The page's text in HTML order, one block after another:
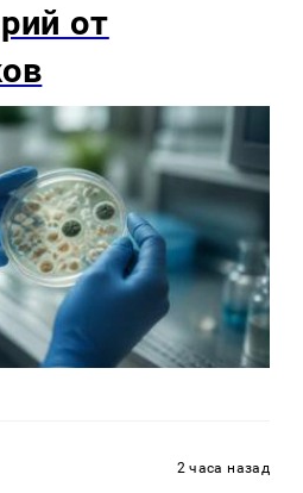
от
2 часа назад